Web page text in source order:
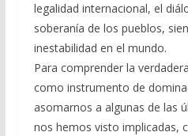
legalidad internacional, el
soberanía de los pueblos,
inestabilidad en el mundo.
Para comprender la
como instrumento de
asomarnos a algunas de las
nos hemos visto implicadas,